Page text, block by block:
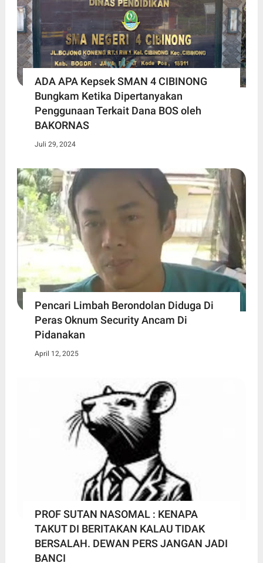
ADA APA Kepsek SMAN 4 CIBINONG
Bungkam Ketika Dipertanyakan
Penggunaan Terkait Dana BOS oleh
BAKORNAS
Juli 29, 2024
Pencari Limbah Berondolan Diduga Di
Peras Oknum Security Ancam Di
Pidanakan
April 12, 2025
PROF SUTAN NASOMAL : KENAPA
TAKUT DI BERITAKAN KALAU TIDAK
BERSALAH. DEWAN PERS JANGAN JADI
BANCI